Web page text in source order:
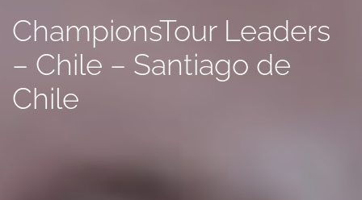
ChampionsTour Leaders
– Chile – Santiago de
Chile